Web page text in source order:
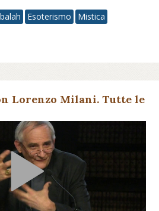
Esoterismo
Mistica
Lorenzo Milani. Tutte le